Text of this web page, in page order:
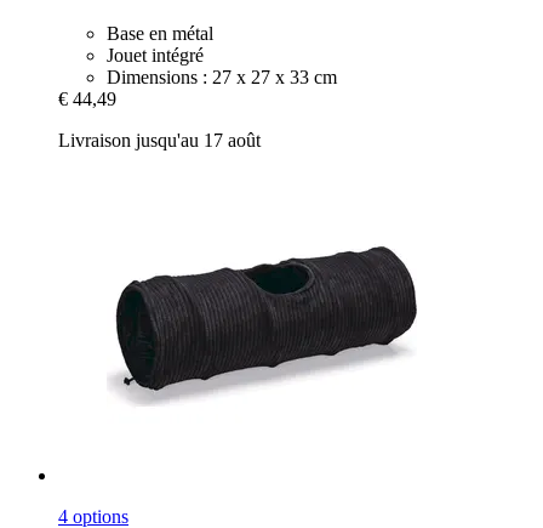
Base en métal
Jouet intégré
Dimensions : 27 x 27 x 33 cm
€ 44,49
Livraison jusqu'au 17 août
4 options